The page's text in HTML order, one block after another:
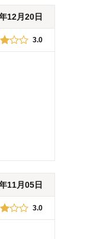
12月20日
3.0
11月05日
3.0